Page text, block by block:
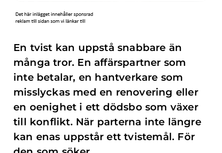
En tvist kan uppstå snabbare än
många tror. En affärspartner som
inte betalar, en hantverkare som
misslyckas med en renovering eller
en oenighet i ett dödsbo som växer
till konflikt. När parterna inte längre
kan enas uppstår ett tvistemål. För